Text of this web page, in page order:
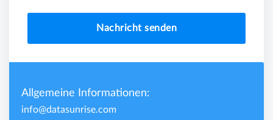
Nachricht senden
Allgemeine Informationen:
info@datasunrise.com